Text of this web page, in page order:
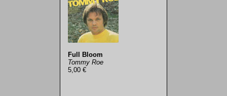
Full Bloom
Tommy Roe
5,00 €